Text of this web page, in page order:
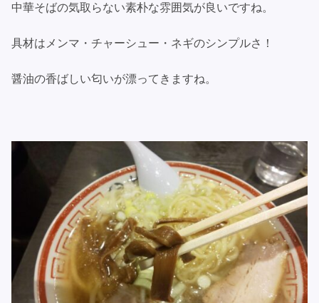
中華そばの気取らない素朴な雰囲気が良いですね。
具材はメンマ・チャーシュー・ネギのシンプルさ！
醤油の香ばしい匂いが漂ってきますね。